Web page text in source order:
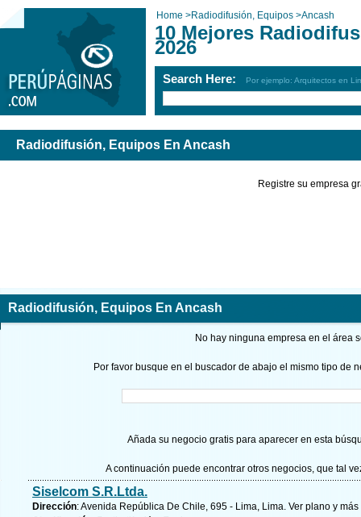
Home >Radiodifusión, Equipos >Ancash
10 Mejores
2026
Search Here: Por ejemplo: Arquitectos en
Radiodifusión, Equipos En Ancash
Registre su empresa
Radiodifusión, Equipos En Ancash
No hay ninguna empresa en el área
Por favor busque en el buscador de abajo el mismo tipo de
Añada su negocio gratis para aparecer en esta
A continuación puede encontrar otros negocios, que tal
Siselcom S.R.Ltda.
Dirección: Avenida República De Chile, 695 - Lima, Lima. Ver plano y más